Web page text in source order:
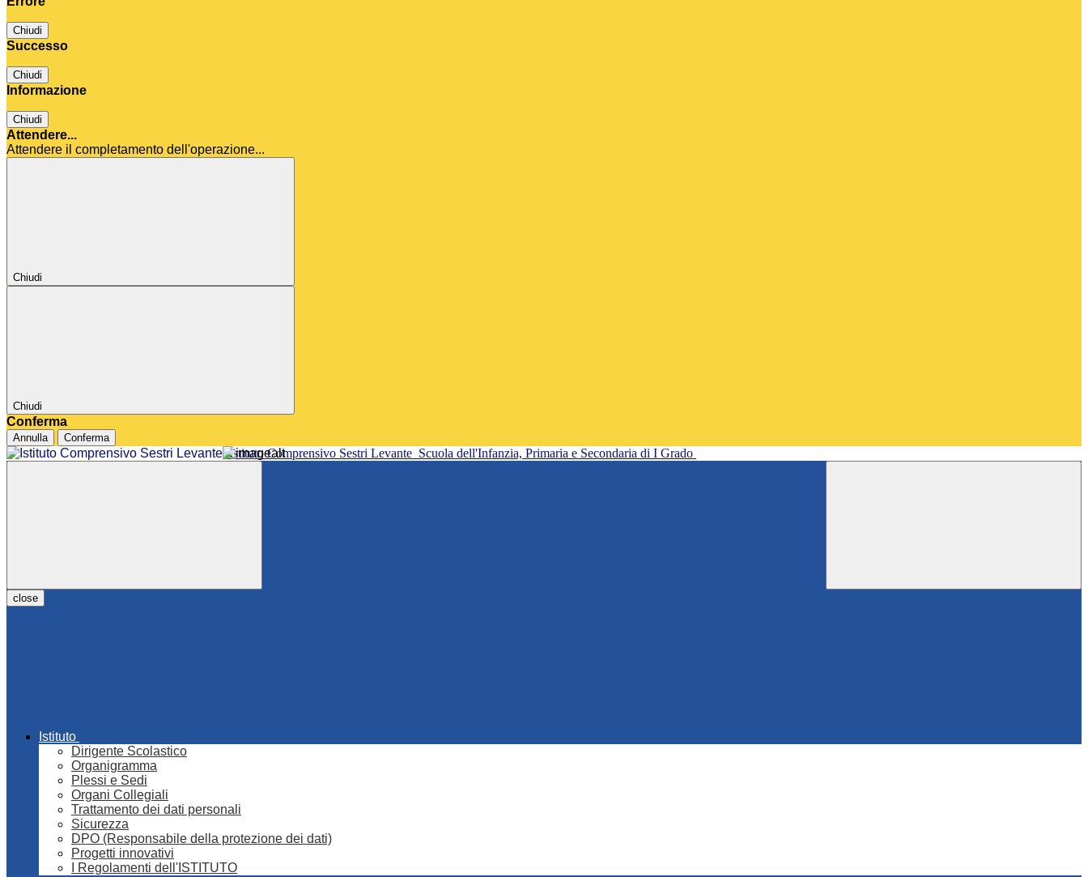
Chiudi
Successo
Chiudi
Informazione
Chiudi
Attendere...
Attendere il completamento dell'operazione...
Chiudi
Chiudi
Conferma
Annulla Conferma
Istituto Comprensivo Sestri Levante Scuola dell'Infanzia, Primaria e Secondaria di I Grado
close
Istituto
Dirigente Scolastico
Organigramma
Plessi e Sedi
Organi Collegiali
Trattamento dei dati personali
Sicurezza
DPO (Responsabile della protezione dei dati)
Progetti innovativi
I Regolamenti dell'ISTITUTO